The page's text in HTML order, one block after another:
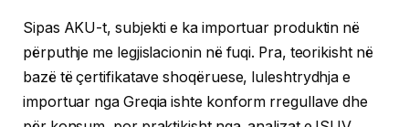
Sipas AKU-t, subjekti e ka importuar produktin në
përputhje me legjislacionin në fuqi. Pra, teorikisht në
bazë të çertifikatave shoqëruese, luleshtrydhja e
importuar nga Greqia ishte konform rregullave dhe